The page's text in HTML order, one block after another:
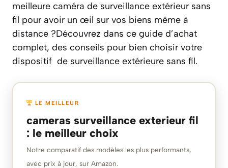
meilleure caméra de surveillance extérieur sans
fil pour avoir un œil sur vos biens même à
distance ?Découvrez dans ce guide d’achat
complet, des conseils pour bien choisir votre
dispositif de surveillance extérieure sans fil.
LE MEILLEUR
cameras surveillance exterieur fil
: le meilleur choix
Notre comparatif des modèles les plus performants,
avec prix à jour, sur Amazon.